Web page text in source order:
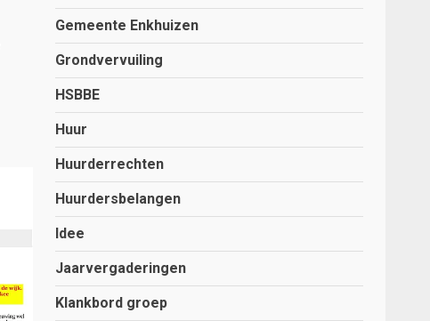
Gemeente Enkhuizen
Grondvervuiling
HSBBE
Huur
Huurderrechten
Huurdersbelangen
Idee
Jaarvergaderingen
Klankbord groep